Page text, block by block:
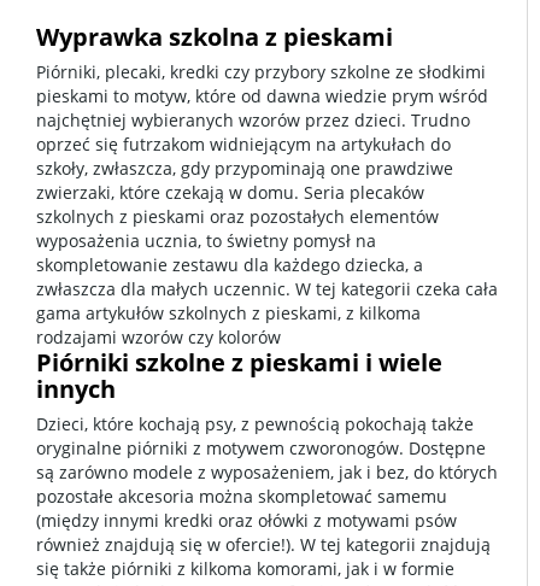
Wyprawka szkolna z pieskami
Piórniki, plecaki, kredki czy przybory szkolne ze słodkimi
pieskami to motyw, które od dawna wiedzie prym wśród
najchętniej wybieranych wzorów przez dzieci. Trudno
oprzeć się futrzakom widniejącym na artykułach do
szkoły, zwłaszcza, gdy przypominają one prawdziwe
zwierzaki, które czekają w domu. Seria plecaków
szkolnych z pieskami oraz pozostałych elementów
wyposażenia ucznia, to świetny pomysł na
skompletowanie zestawu dla każdego dziecka, a
zwłaszcza dla małych uczennic. W tej kategorii czeka cała
gama artykułów szkolnych z pieskami, z kilkoma
rodzajami wzorów czy kolorów
Piórniki szkolne z pieskami i wiele
innych
Dzieci, które kochają psy, z pewnością pokochają także
oryginalne piórniki z motywem czworonogów. Dostępne
są zarówno modele z wyposażeniem, jak i bez, do których
pozostałe akcesoria można skompletować samemu
(między innymi kredki oraz ołówki z motywami psów
również znajdują się w ofercie!). W tej kategorii znajdują
się także piórniki z kilkoma komorami, jak i w formie